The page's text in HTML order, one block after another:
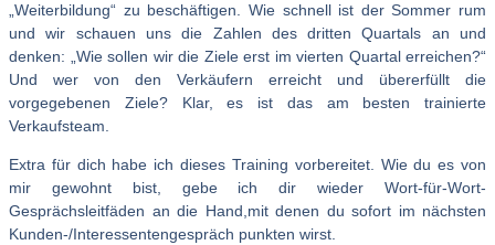
„Weiterbildung“ zu beschäftigen. Wie schnell ist der Sommer rum
und wir schauen uns die Zahlen des dritten Quartals an und
denken: „Wie sollen wir die Ziele erst im vierten Quartal erreichen?“
Und wer von den Verkäufern erreicht und übererfüllt die
vorgegebenen Ziele? Klar, es ist das am besten trainierte
Verkaufsteam.
Extra für dich habe ich dieses Training vorbereitet. Wie du es von
mir gewohnt bist, gebe ich dir wieder Wort-für-Wort-
Gesprächsleitfäden an die Hand,mit denen du sofort im nächsten
Kunden-/Interessentengespräch punkten wirst.